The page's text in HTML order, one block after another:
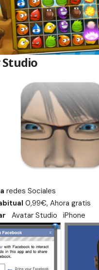
redes Sociales
0,99€, Ahora gratis
Avatar Studio iPhone